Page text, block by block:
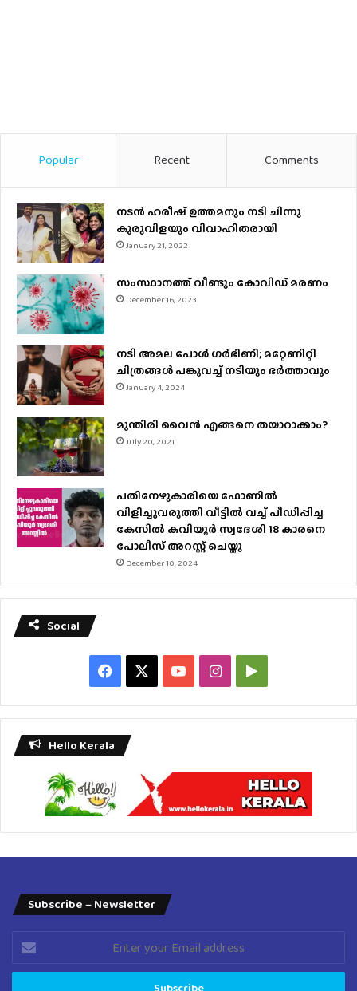
Popular Recent Comments
നടന്‍ ഹരീഷ് ഉത്തമനും നടി ചിന്നു
കുരുവിളയും വിവാഹിതരായി
January 21, 2022
സംസ്ഥാനത്ത് വീണ്ടും കോവിഡ് മരണം
December 16, 2023
നടി അമല പോൾ ​ഗർഭിണി; മറ്റേണിറ്റി
ചിത്രങ്ങള്‍ പങ്കുവച്ച് നടിയും ഭർത്താവും
January 4, 2024
മുന്തിരി വൈന്‍ എങ്ങനെ തയാറാക്കാം?
July 20, 2021
പതിനേഴുകാരിയെ ഫോണിൽ
വിളിച്ചുവരുത്തി വീട്ടിൽ വച്ച് പീഡിപ്പിച്ച
കേസിൽ കവിയൂർ സ്വദേശി 18 കാരനെ
പോലീസ് അറസ്റ്റ് ചെയ്തു
December 10, 2024
Social
Facebook YouTubeInstagramGoogle
Play
Hello Kerala
Subscribe – Newsletter
Enter
your
Email